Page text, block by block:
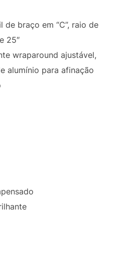
braço em “C”, raio de
25″
wraparound ajustável,
alumínio para afinação